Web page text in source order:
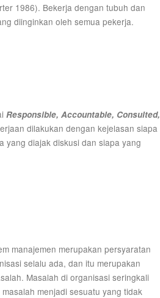
1986). Bekerja dengan tubuh dan
diinginkan oleh semua pekerja.
Responsible, Accountable, Consulted,
dilakukan dengan kejelasan siapa
yang diajak diskusi dan siapa yang
manajemen merupakan persyaratan
selalu ada, dan itu merupakan
Masalah di organisasi seringkali
menjadi sesuatu yang tidak